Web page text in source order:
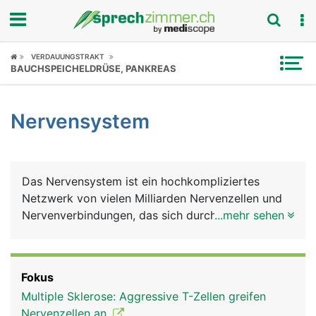
Fokus
Symptome
News
Rubriken
VERDAUUNGSTRAKT
BAUCHSPEICHELDRÜSE, PANKREAS
Nervensystem
Das Nervensystem ist ein hochkompliziertes
Netzwerk von vielen Milliarden Nervenzellen und
Nervenverbindungen, das sich durch den ganzen
und unbewussten Körperfunktionen steuert und
aufeinander abstimmt. Das Gehirn ist dabei die
...mehr sehen
Fokus
Multiple Sklerose: Aggressive T-Zellen greifen
Nervenzellen an